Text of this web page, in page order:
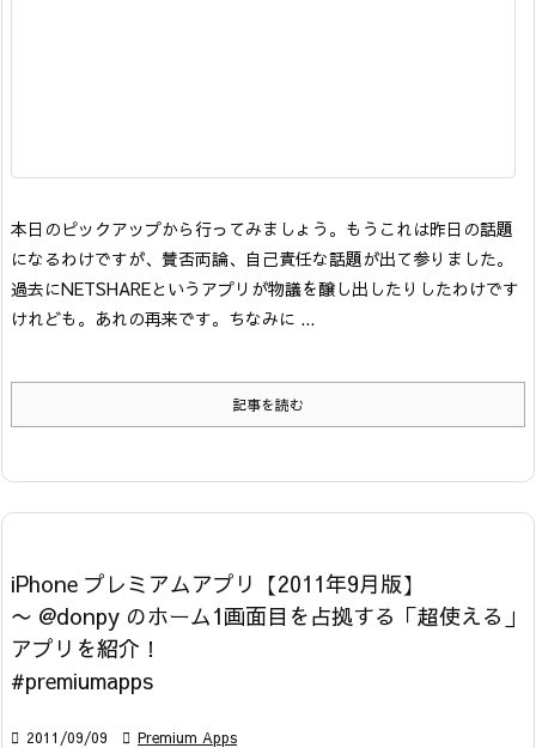
本日のピックアップから行ってみましょう。 もうこれは昨日の話題
になるわけですが、賛否両論、自己責任な話題が出て参りました。
過去にNETSHAREというアプリが物議を醸し出したりしたわけです
けれども。あれの再来です。ちなみに ...
記事を読む
iPhone プレミアムアプリ【2011年9月版】
〜 @donpy のホーム1画面目を占拠する「超使える」
アプリを紹介！
#premiumapps
 2011/09/09  Premium Apps